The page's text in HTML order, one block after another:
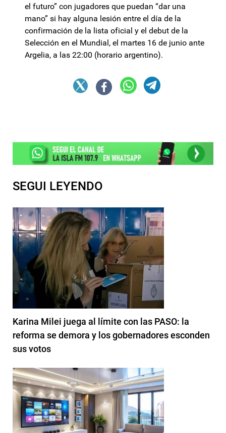
el futuro” con jugadores que puedan “dar una
mano” si hay alguna lesión entre el día de la
confirmación de la lista oficial y el debut de la
Selección en el Mundial, el martes 16 de junio ante
Argelia, a las 22:00 (horario argentino).
SEGUI LEYENDO
Karina Milei juega al límite con las PASO: la
reforma se demora y los gobernadores esconden
sus votos